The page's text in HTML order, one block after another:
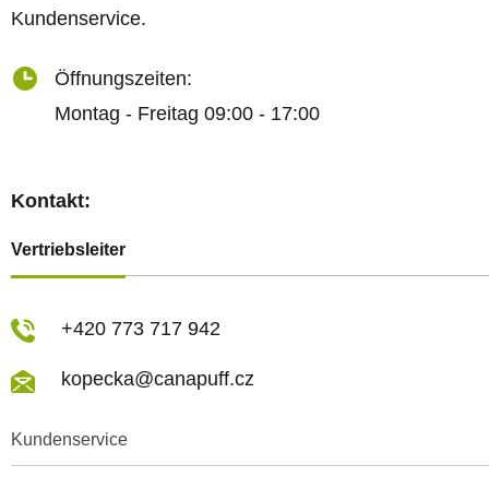
Kundenservice.
Öffnungszeiten:
Montag - Freitag 09:00 - 17:00
Kontakt:
Kundenservice
Vertriebsleiter
+420 773 717 942
kopecka@canapuff.cz